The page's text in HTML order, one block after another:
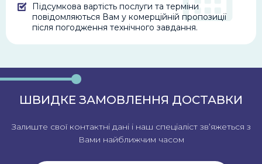
Підсумкова вартість послуги та терміни
повідомляються Вам у комерційній пропозиції
після погодження технічного завдання.
ШВИДКЕ ЗАМОВЛЕННЯ ДОСТАВКИ
Залиште свої контактні дані і наш спеціаліст зв’яжеться з
Вами найближчим часом